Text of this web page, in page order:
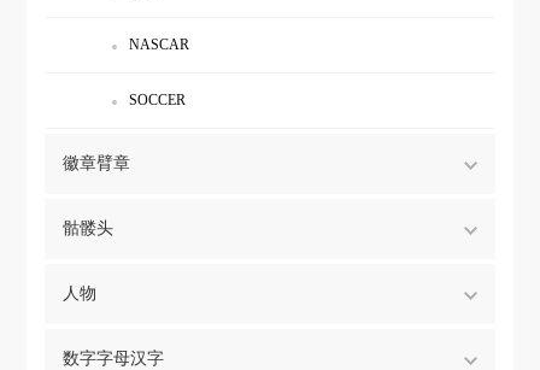
NASCAR
SOCCER
徽章臂章
骷髅头
人物
数字字母汉字